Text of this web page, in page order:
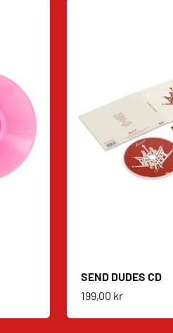
SEND DUDES CD
Salgspris
199,00 kr